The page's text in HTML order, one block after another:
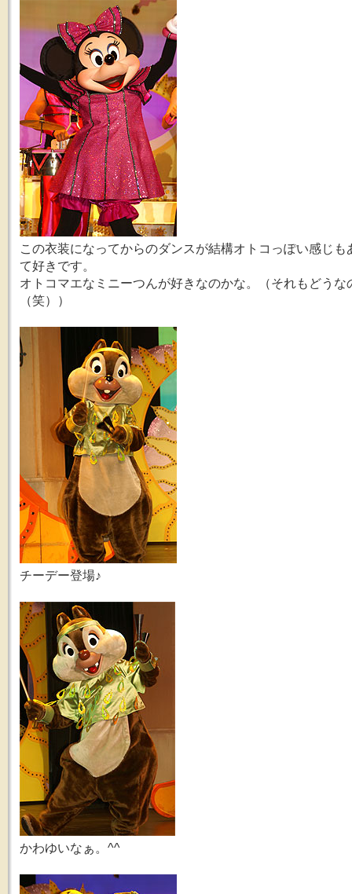
この衣装になってからのダンスが結構オトコっぽい感じも
て好きです。
オトコマエなミニーつんが好きなのかな。（それもどうな
（笑））
チーデー登場♪
かわゆいなぁ。^^